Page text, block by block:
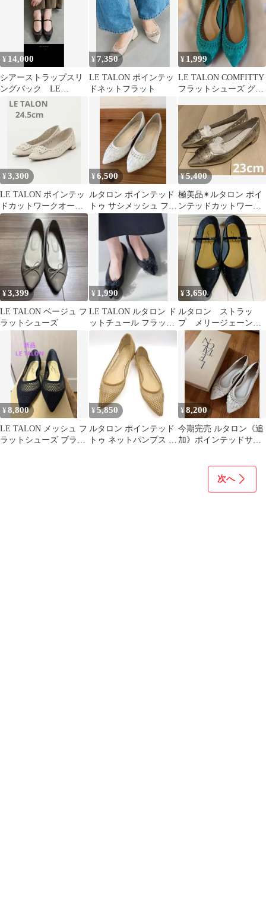
¥ 14,000
シアーストラップスリ
ングバック LE
TALON
¥ 7,350
LE TALON ポインテッ
ドネットフラット
¥ 1,999
LE TALON COMFITTY
フラットシューズ グリ
¥3,300
LE TALON ポインテッ
ドカットワークオーナ
メントフラット 24.5cm
¥6,500
ルタロン ポインテッド
トゥ サシメッシュ フラ
ットシューズ 22.5cm
¥5,400
極美品✴︎ルタロン ポイ
ンテッドカットワーク
オーナメントフラッ
ト 23cm
¥3,399
LE TALON ベージュ フ
ラットシューズ
¥ 1,990
LE TALON ルタロン ド
ットチュール フラット
パンプス ブラック
¥3,650
ルタロン ストラッ
プ メリージェーン
24.5センチ
¥8,800
LE TALON メッシュ フ
ラットシューズ ブラッ
¥ 5,850
ルタロン ポインテッド
トゥ ネットパンプス フ
¥8,200
今期完売 ルタロン《追
加》ポインテッドサシ
次へ